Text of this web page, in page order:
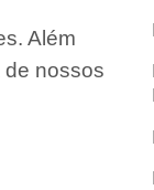
Além
nossos